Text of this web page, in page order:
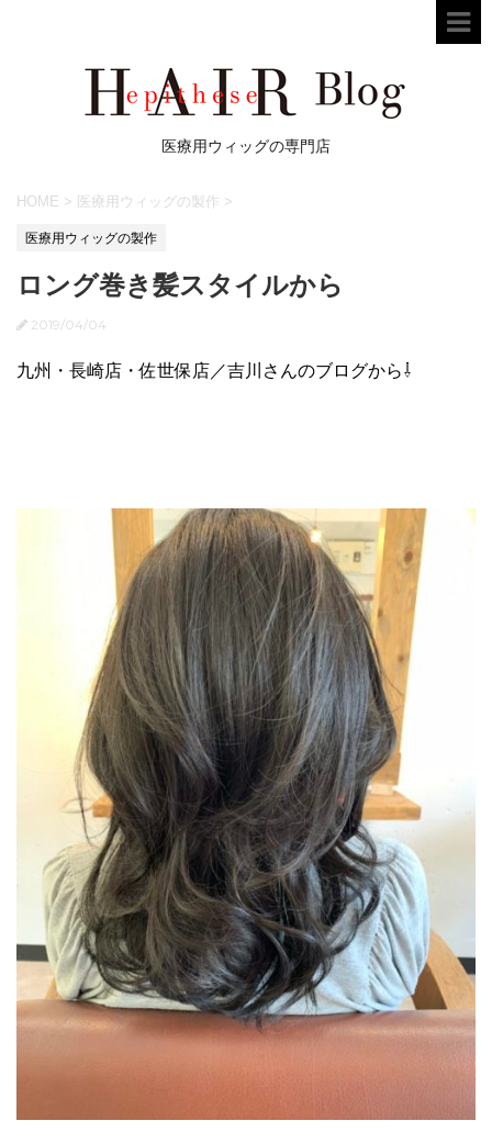
医療用ウィッグの専門店
HOME > 医療用ウィッグの製作 >
医療用ウィッグの製作
ロング巻き髪スタイルから
2019/04/04
九州・長崎店・佐世保店／吉川さんのブログから⇩